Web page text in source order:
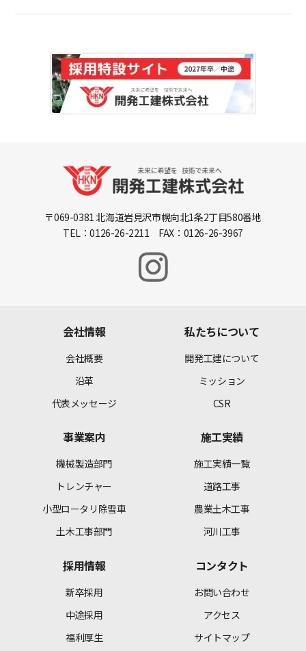
〒069-0381 北海道岩見沢市幌向北1条2丁目580番地
TEL：0126-26-2211 FAX：0126-26-3967
会社情報
会社概要
沿革
代表メッセージ
私たちについて
開発工建について
ミッション
CSR
事業案内
機械製造部門
トレンチャー
小型ロータリ除雪車
土木工事部門
施工実績
施工実績一覧
道路工事
農業土木工事
河川工事
採用情報
新卒採用
中途採用
福利厚生
コンタクト
お問い合わせ
アクセス
サイトマップ